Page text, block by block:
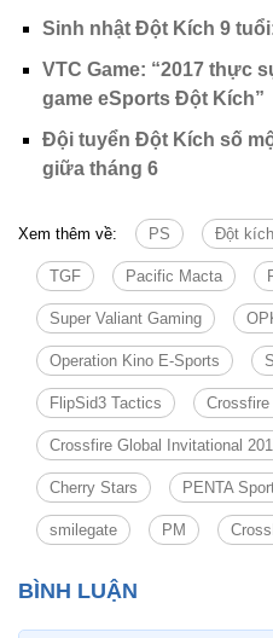
Sinh nhật Đột Kích 9
VTC Game: “2017 thực
game eSports Đột Kích”
Đội tuyển Đột Kích số
giữa tháng 6
Xem thêm về: PS Đột kích
TGF Pacific Macta
Super Valiant Gaming
Operation Kino E-Sports
FlipSid3 Tactics Crossfire
Crossfire Global Invitational
Cherry Stars PENTA
smilegate PM